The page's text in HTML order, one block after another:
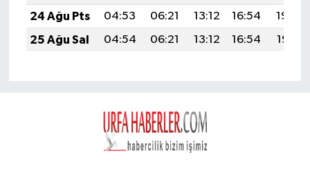
24 Ağu Pts
04:53 06:21 13:12 16:54
19:54
25 Ağu Sal
04:54 06:21 13:12 16:54 19:52